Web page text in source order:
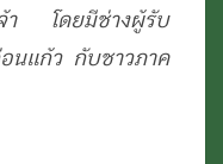
จ้า โดยมีช่างผู้รับ
นแก้ว กับชาวภาค